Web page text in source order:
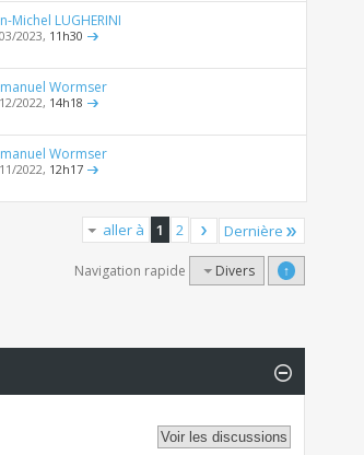
Michel LUGHERINI
2023, 11h30
Wormser
2022, 14h18
Wormser
2022, 12h17
aller à 1 2 Dernière
Navigation rapide Divers ↑